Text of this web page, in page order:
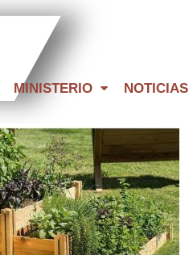
MINISTERIO NOTICIAS